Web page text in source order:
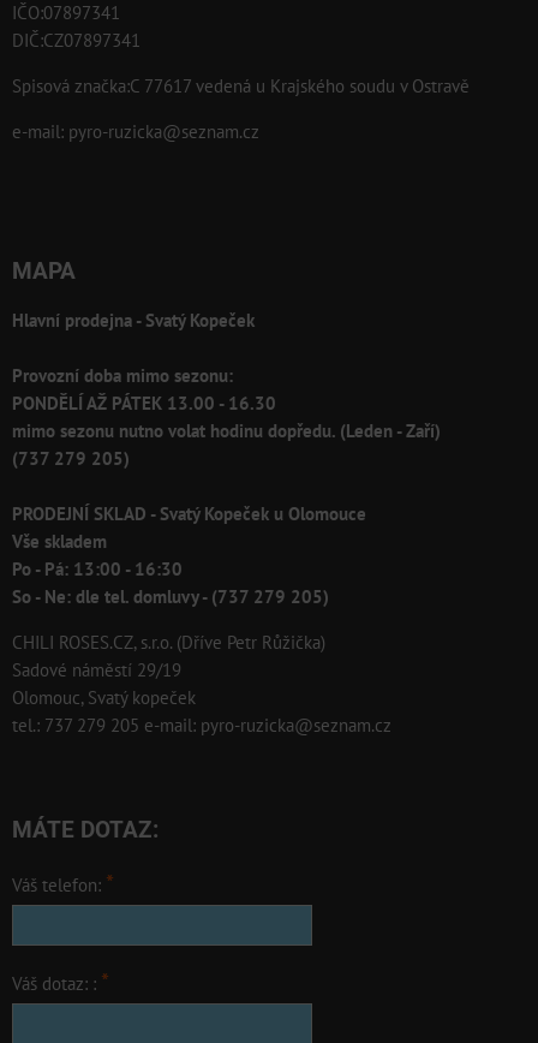
IČO:07897341
DIČ:CZ07897341
Spisová značka:C 77617 vedená u Krajského soudu v Ostravě
e-mail: pyro-ruzicka@seznam.cz
MAPA
Hlavní prodejna - Svatý Kopeček
Provozní doba mimo sezonu:
PONDĚLÍ AŽ PÁTEK 13.00 - 16.30
mimo sezonu nutno volat hodinu dopředu. (Leden - Zaří)
(737 279 205)
PRODEJNÍ SKLAD - Svatý Kopeček u Olomouce
Vše skladem
Po - Pá: 13:00 - 16:30
So - Ne: dle tel. domluvy - (737 279 205)
CHILI ROSES.CZ, s.r.o. (Dříve Petr Růžička)
Sadové náměstí 29/19
Olomouc, Svatý kopeček
tel.: 737 279 205 e-mail: pyro-ruzicka@seznam.cz
MÁTE DOTAZ:
Váš telefon: *
Váš dotaz: : *